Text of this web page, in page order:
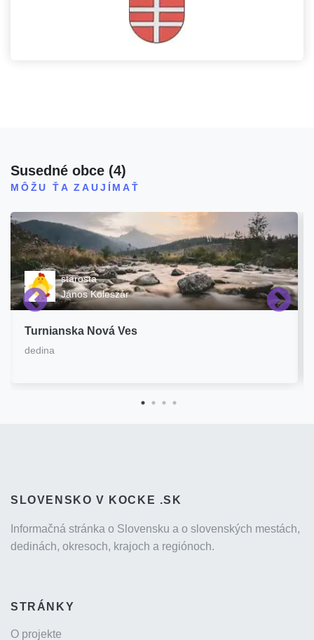
Susedné obce (4)
MÔŽU ŤA ZAUJÍMAŤ
starosta
János Koleszár
Turnianska Nová Ves
dedina
SLOVENSKO V KOCKE .SK
Informačná stránka o Slovensku a o slovenských mestách,
dedinách, okresoch, krajoch a regiónoch.
STRÁNKY
O projekte